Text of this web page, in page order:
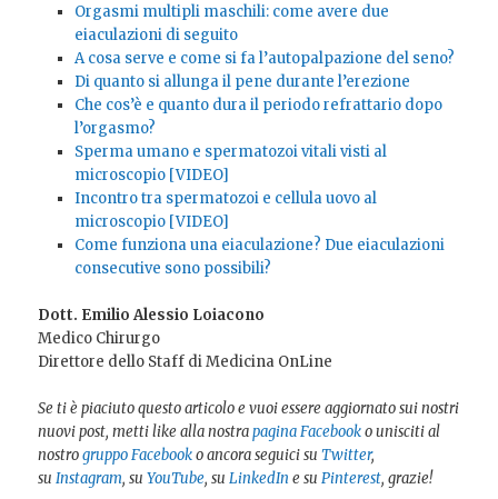
Orgasmi multipli maschili: come avere due
eiaculazioni di seguito
A cosa serve e come si fa l’autopalpazione del seno?
Di quanto si allunga il pene durante l’erezione
Che cos’è e quanto dura il periodo refrattario dopo
l’orgasmo?
Sperma umano e spermatozoi vitali visti al
microscopio [VIDEO]
Incontro tra spermatozoi e cellula uovo al
microscopio [VIDEO]
Come funziona una eiaculazione? Due eiaculazioni
consecutive sono possibili?
Dott. Emilio Alessio Loiacono
Medico Chirurgo
Direttore dello Staff di Medicina OnLine
Se ti è piaciuto questo articolo e vuoi essere aggiornato sui nostri
nuovi post, metti like alla nostrapagina Facebooko unisciti al
nostrogruppo Facebooko ancora seguici suTwitter,
suInstagram, suYouTube, suLinkedIn e suPinterest, grazie!